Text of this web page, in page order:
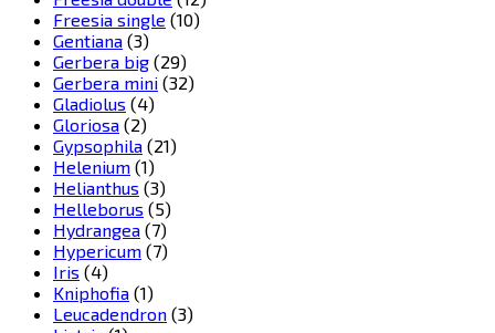
Freesia single (10)
Gentiana (3)
Gerbera big (29)
Gerbera mini (32)
Gladiolus (4)
Gloriosa (2)
Gypsophila (21)
Helenium (1)
Helianthus (3)
Helleborus (5)
Hydrangea (7)
Hypericum (7)
Iris (4)
Kniphofia (1)
Leucadendron (3)